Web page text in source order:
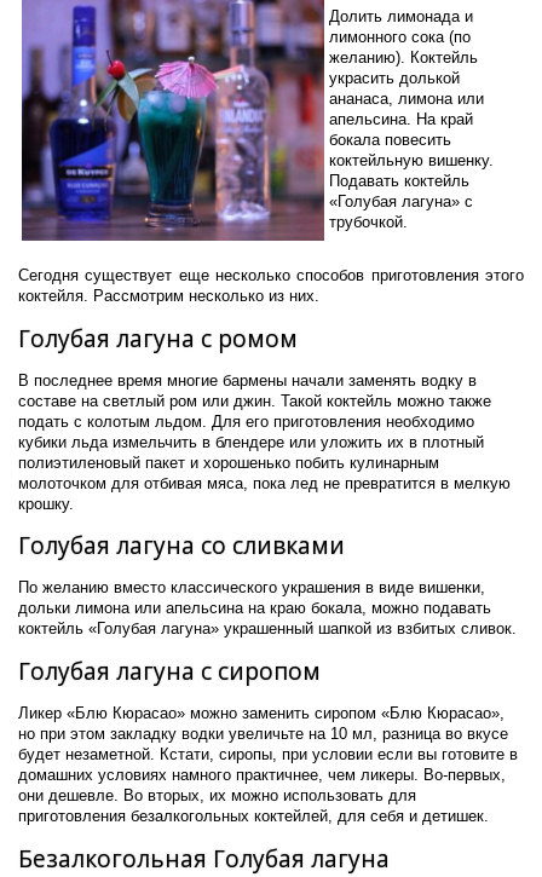
Долить лимонада и
лимонного сока (по
желанию). Коктейль
украсить долькой
ананаса, лимона или
апельсина. На край
бокала повесить
коктейльную вишенку.
Подавать коктейль
«Голубая лагуна» с
трубочкой.
Сегодня существует еще несколько способов приготовления этого
коктейля. Рассмотрим несколько из них.
Голубая лагуна с ромом
В последнее время многие бармены начали заменять водку в
составе на светлый ром или джин. Такой коктейль можно также
подать с колотым льдом. Для его приготовления необходимо
кубики льда измельчить в блендере или уложить их в плотный
полиэтиленовый пакет и хорошенько побить кулинарным
молоточком для отбивая мяса, пока лед не превратится в мелкую
крошку.
Голубая лагуна со сливками
По желанию вместо классического украшения в виде вишенки,
дольки лимона или апельсина на краю бокала, можно подавать
коктейль «Голубая лагуна» украшенный шапкой из взбитых сливок.
Голубая лагуна с сиропом
Ликер «Блю Кюрасао» можно заменить сиропом «Блю Кюрасао»,
но при этом закладку водки увеличьте на 10 мл, разница во вкусе
будет незаметной. Кстати, сиропы, при условии если вы готовите в
домашних условиях намного практичнее, чем ликеры. Во-первых,
они дешевле. Во вторых, их можно использовать для
приготовления безалкогольных коктейлей, для себя и детишек.
Безалкогольная Голубая лагуна